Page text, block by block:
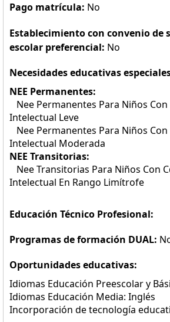
Pago matrícula: No
Establecimiento con convenio de
escolar preferencial: No
Necesidades educativas
NEE Permanentes:
Nee Permanentes Para Niños
Intelectual Leve
Nee Permanentes Para Niños
Intelectual Moderada
NEE Transitorias:
Nee Transitorias Para Niños Con
Intelectual En Rango Limítrofe
Educación Técnico Profesional:
Programas de formación DUAL:
Oportunidades educativas:
Idiomas Educación Preescolar y
Idiomas Educación Media: Inglés
Incorporación de tecnología